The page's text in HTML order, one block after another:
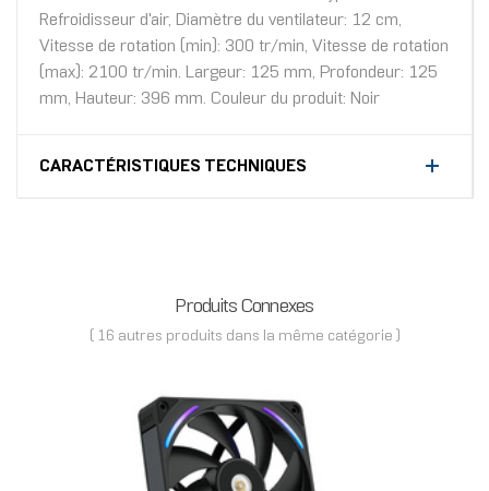
Refroidisseur d'air, Diamètre du ventilateur: 12 cm,
Vitesse de rotation (min): 300 tr/min, Vitesse de rotation
(max): 2100 tr/min. Largeur: 125 mm, Profondeur: 125
mm, Hauteur: 396 mm. Couleur du produit: Noir
CARACTÉRISTIQUES TECHNIQUES
Produits Connexes
( 16 autres produits dans la même catégorie )